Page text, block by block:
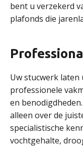
bent u verzekerd
plafonds die
Uw stucwerk laten
professionele
en
alleen over de
specialistische
vochtgehalte,